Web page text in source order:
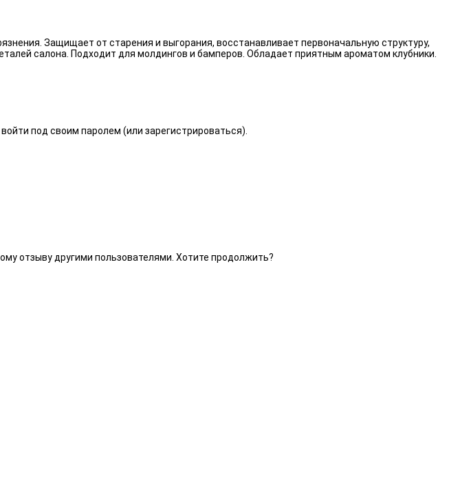
Защищает от старения и выгорания, восстанавливает первоначальную структуру,
салона. Подходит для молдингов и бамперов. Обладает приятным ароматом клубники.
под своим паролем (или зарегистрироваться).
отзыву другими пользователями. Хотите продолжить?